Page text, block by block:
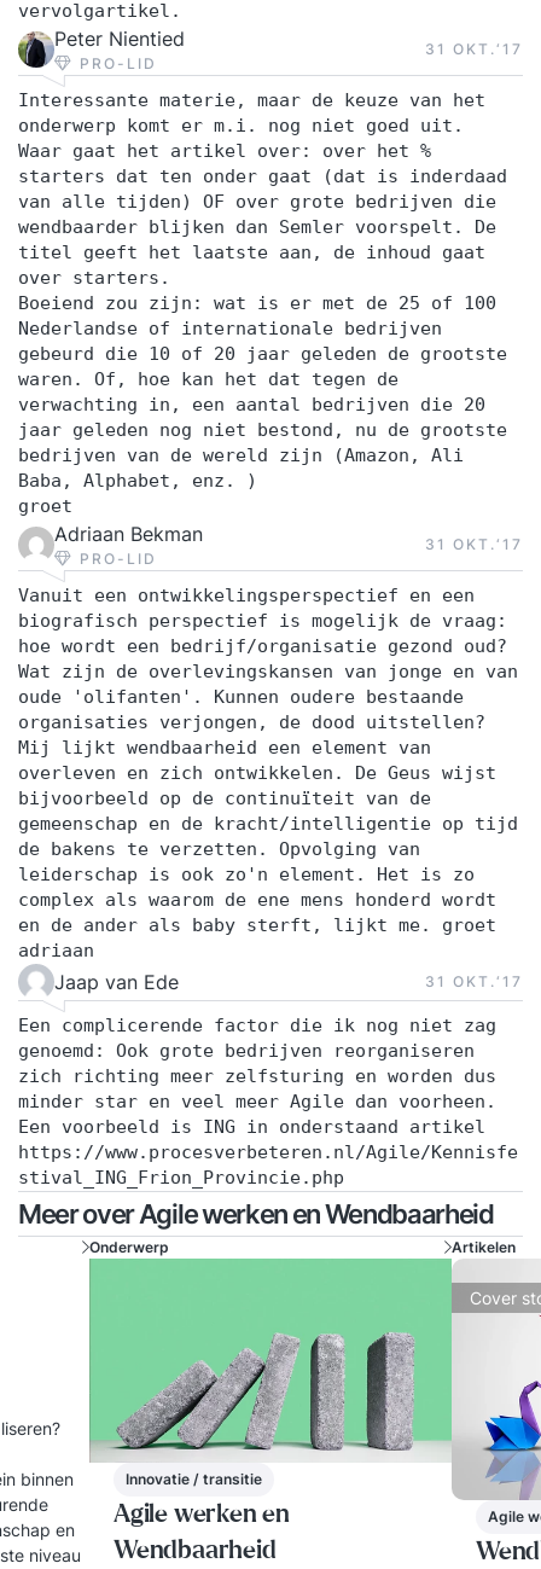
vervolgartikel.
Peter Nientied
PRO-LID
31 OKT.‘17
Interessante materie, maar de keuze van het
onderwerp komt er m.i. nog niet goed uit.
Waar gaat het artikel over: over het %
starters dat ten onder gaat (dat is inderdaad
van alle tijden) OF over grote bedrijven die
wendbaarder blijken dan Semler voorspelt. De
titel geeft het laatste aan, de inhoud gaat
over starters.
Boeiend zou zijn: wat is er met de 25 of 100
Nederlandse of internationale bedrijven
gebeurd die 10 of 20 jaar geleden de grootste
waren. Of, hoe kan het dat tegen de
verwachting in, een aantal bedrijven die 20
jaar geleden nog niet bestond, nu de grootste
bedrijven van de wereld zijn (Amazon, Ali
Baba, Alphabet, enz. )
groet
Adriaan Bekman
PRO-LID
31 OKT.‘17
Vanuit een ontwikkelingsperspectief en een
biografisch perspectief is mogelijk de vraag:
hoe wordt een bedrijf/organisatie gezond oud?
Wat zijn de overlevingskansen van jonge en van
oude 'olifanten'. Kunnen oudere bestaande
organisaties verjongen, de dood uitstellen?
Mij lijkt wendbaarheid een element van
overleven en zich ontwikkelen. De Geus wijst
bijvoorbeeld op de continuïteit van de
gemeenschap en de kracht/intelligentie op tijd
de bakens te verzetten. Opvolging van
leiderschap is ook zo'n element. Het is zo
complex als waarom de ene mens honderd wordt
en de ander als baby sterft, lijkt me. groet
adriaan
Jaap van Ede 31 OKT.‘17
Een complicerende factor die ik nog niet zag
genoemd: Ook grote bedrijven reorganiseren
zich richting meer zelfsturing en worden dus
minder star en veel meer Agile dan voorheen.
Een voorbeeld is ING in onderstaand artikel
https://www.procesverbeteren.nl/Agile/Kennisfe
stival_ING_Frion_Provincie.php
Meer over Agile werken en Wendbaarheid
binnen
en
niveau
Onderwerp
Innovatie / transitie
Agile werken en
Wendbaarheid
Artikelen
Cover
Agile